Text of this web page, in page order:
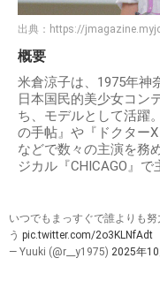
出典： https://
概要
米倉涼子は、1975年神
日本国民的美少女コン
ち、モデルとして活躍
の手帖』や『ドクター
などで数々の主演を務
ジカル『CHICAGO』
いつでもまっすぐで誰よりも
う pic.twitter.com/2o3KLNfAdt
— Yuuki (@r__y1975) 2025年10